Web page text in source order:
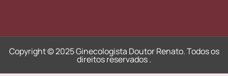
Copyright © 2025 Ginecologista Doutor Renato. Todos os
direitos reservados.